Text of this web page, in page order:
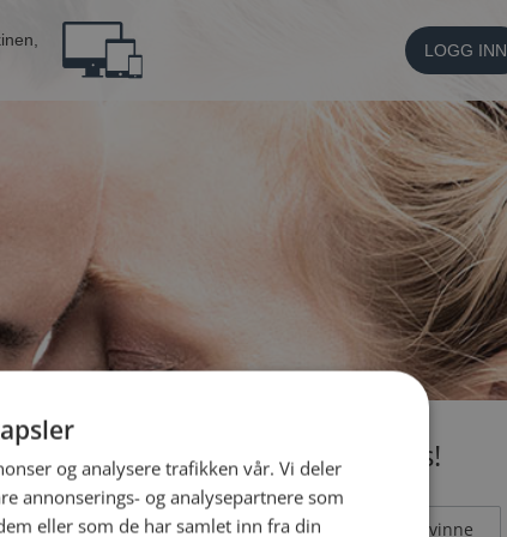
LOGG INN
Bli medlem gratis!
Jeg er en: Mann Kvinne
og analysere trafikken vår. Vi deler
annonserings- og analysepartnere som
eller som de har samlet inn fra din